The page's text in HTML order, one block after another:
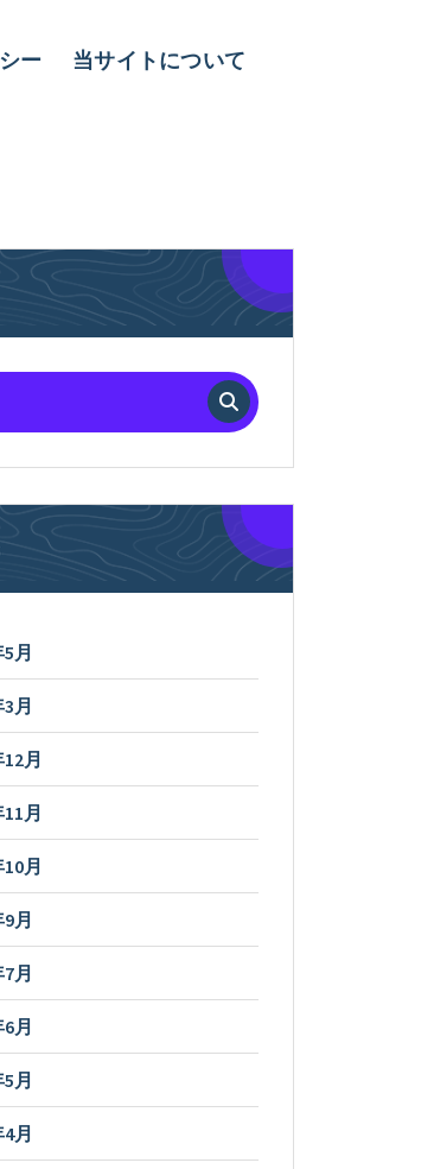
ー 当サイトについて
月
月
月
月
月
月
月
月
月
月